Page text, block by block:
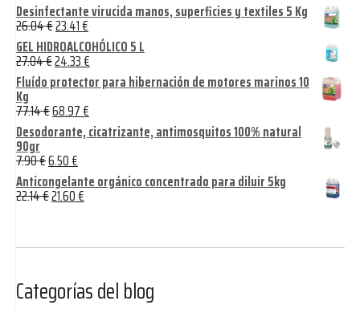
Desinfectante virucida manos, superficies y textiles 5 Kg
26.04€23.41€
GEL HIDROALCOHÓLICO 5 L
27.04€24.33€
Fluído protector para hibernación de motores marinos 10
Kg
77.14€68.97€
Desodorante, cicatrizante, antimosquitos 100% natural
90gr
7.90€6.50€
Anticongelante orgánico concentrado para diluir 5kg
22.14€21.60€
Categorías del blog